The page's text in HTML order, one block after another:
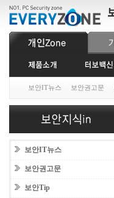
보안IT뉴스 보안권고문
보안IT뉴스
보안권고문
보안Tip